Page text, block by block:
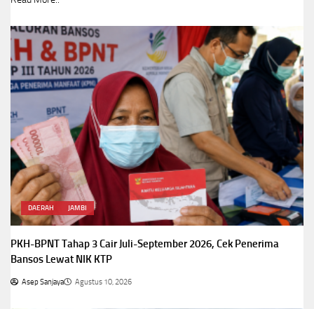
DAERAH JAMBI
PKH-BPNT Tahap 3 Cair Juli-September 2026, Cek Penerima
Bansos Lewat NIK KTP
Asep Sanjaya Agustus 10, 2026